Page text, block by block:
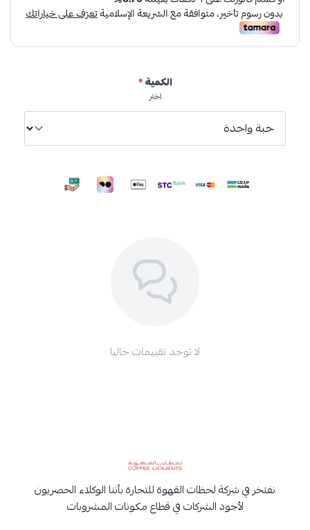
بالإضافة أنه يقطف جميع أنواع الشاي يدويًا لضمان خلو المنتج
من الشوائب وانتقاء الأوراق الرقيقة للحفاظ على جودة شاي
ديلما، ويغلف مباشرة من المصدر.
التعبئة :25 كيس
تصنيف الشاي :OP
تاريخ إنتهاء الصلاحية:
الكمية*
اختر
لا توجد تقييمات حاليا
نفتخر في شركة لحظات القهوة للتجارة بأننا الوكلاء الحصريون
لأجود الشركات في قطاع مكونات المشروبات